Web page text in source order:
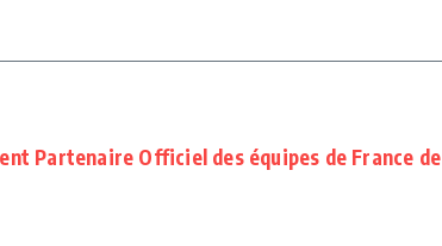
Partenaire Officiel des équipes de France de